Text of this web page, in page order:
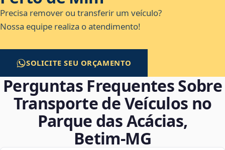
Precisa remover ou transferir um veículo?
Nossa equipe realiza o atendimento!
SOLICITE SEU ORÇAMENTO
Perguntas Frequentes Sobre
Transporte de Veículos no
Parque das Acácias,
Betim‑MG